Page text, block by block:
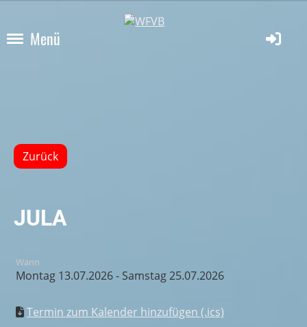
Menü
Zurück
JULA
Wann
Montag 13.07.2026 - Samstag 25.07.2026
Termin zum Kalender hinzufügen (.ics)